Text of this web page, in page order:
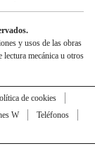
y usos de las obras
lectura mecánica u otros
de cookies
W
Teléfonos